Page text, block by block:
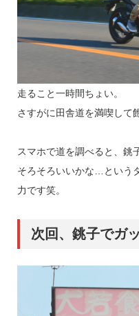
走ること一時間ちょい。
さすがに田舎道を満喫して
スマホで道を調べると、銚
そろそろいいかな…という
力です笑。
次回、銚子でガ